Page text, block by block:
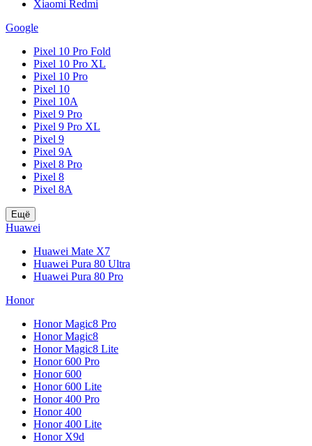
Xiaomi Redmi
Google
Pixel 10 Pro Fold
Pixel 10 Pro XL
Pixel 10 Pro
Pixel 10
Pixel 10A
Pixel 9 Pro
Pixel 9 Pro XL
Pixel 9
Pixel 9A
Pixel 8 Pro
Pixel 8
Pixel 8A
Ещё
Huawei
Huawei Mate X7
Huawei Pura 80 Ultra
Huawei Pura 80 Pro
Honor
Honor Magic8 Pro
Honor Magic8
Honor Magic8 Lite
Honor 600 Pro
Honor 600
Honor 600 Lite
Honor 400 Pro
Honor 400
Honor 400 Lite
Honor X9d